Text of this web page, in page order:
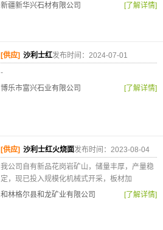
新疆新华兴石材有限公司
[了解详情]
[供应] 沙利士红发布时间：2024-07-01
-
博乐市富兴石业有限公司
[了解详情]
[供应] 沙利士红火烧面发布时间：2023-08-04
我公司自有新品花岗岩矿山，储量丰厚，产量稳
定，现已投入规模化机械式开采，板材加
和林格尔县和龙矿业有限公司
[了解详情]